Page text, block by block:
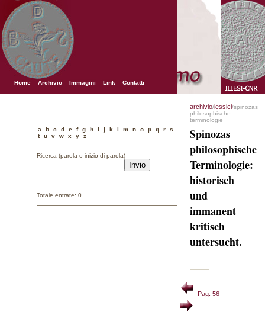
Home Archivio Immagini Link Contatti
a b c d e f g h i j k l m n o p q r
s
t
u v w x y z
Ricerca (parola o inizio di parola)
Totale entrate: 0
archivio/lessici/spinozas
philosophische
terminologie
Spinozas
philosophische
Terminologie:
historisch
und
immanent
kritisch
untersucht.
Pag. 56